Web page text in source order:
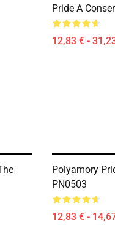
Pride A
12,83 € -
Polyamory
PN0503
12,83 € -